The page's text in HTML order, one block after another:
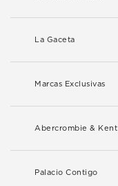
La Gaceta
Marcas Exclusivas
Abercrombie & Kent
Palacio Contigo